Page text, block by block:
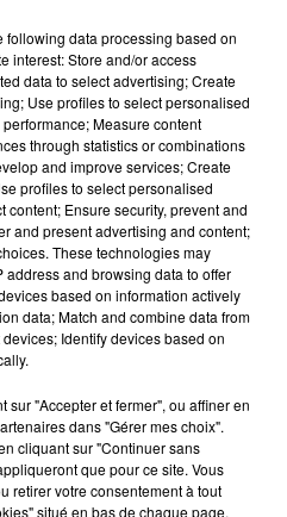
DES RAYONS...
SAINEMENT COÛTE 25 %
QU'IL Y A CINQ ANS,
SONT LES MARQUES QUI
LE MEILLEUR RAPPORT...
DE LA RÉGION ET
INFOS DE LA RÉDACTION
MOBILE
following data processing based on
interest: Store and/or access
data to select advertising; Create
Use profiles to select personalised
Measure content
through statistics or combinations
and improve services; Create
profiles to select personalised
content; Ensure security, prevent and
and present advertising and content;
These technologies may
and browsing data to offer
based on information actively
data; Match and combine data from
Identify devices based on
sur "Accepter et fermer", ou affiner en
dans "Gérer mes choix".
cliquant sur "Continuer sans
que pour ce site. Vous
retirer votre consentement à tout
situé en bas de chaque page.